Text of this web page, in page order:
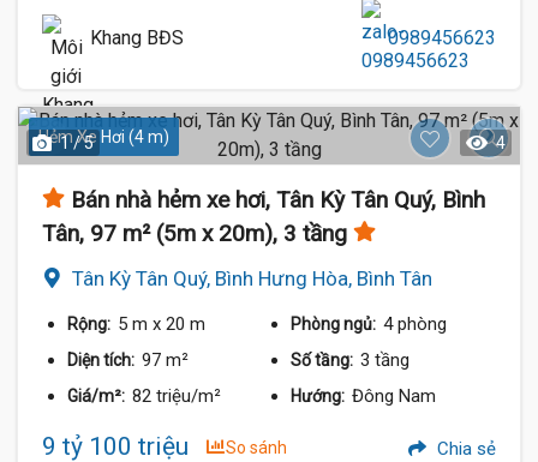
Khang BĐS 0989456623
Hẻm Xe Hơi (4 m)
1 / 5 4
Bán nhà hẻm xe hơi, Tân Kỳ Tân Quý, Bình
Tân, 97 m² (5m x 20m), 3 tầng
Tân Kỳ Tân Quý, Bình Hưng Hòa, Bình Tân
Rộng: 5 m x 20 m Phòng ngủ: 4 phòng
Diện tích: 97 m² Số tầng: 3 tầng
Giá/m²: 82 triệu/m² Hướng: Đông Nam
9 tỷ 100 triệu So sánh Chia sẻ